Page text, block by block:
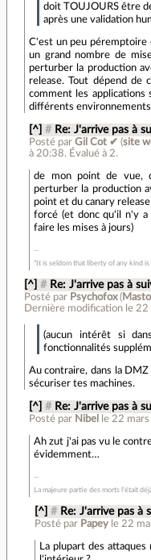
doit TOUJOURS être
après une validation
C'est un peu péremptoire
un grand nombre de
perturber la production
release. Tout dépend de
comment les
différents
[^] # Re: J'arrive pas à
Posté parGil Cot ✔ (site
à 20:38. Évalué à 2.
de mon point de vue,
perturber la production
point et du canary
forcé (et donc qu'il n'y a
faire les mises à jours)
“It is seldom that liberty of any kind
[^] # Re: J'arrive pas à
Posté par Psychofox(
Dernière modification le
(aucun intérêt si
fonctionnalités
Au contraire, dans la
sécuriser tes machines.
[^] # Re: J'arrive pas à
Posté par Nibel le 22
Ah zut j'ai pas vu le
évidemment…
La majeure partie des morts l'était
[^] # Re: J'arrive pas à
Posté par Papey le 22
La plupart des